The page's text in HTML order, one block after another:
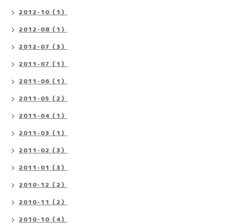
2012-10（1）
2012-08（1）
2012-07（3）
2011-07（1）
2011-06（1）
2011-05（2）
2011-04（1）
2011-03（1）
2011-02（3）
2011-01（3）
2010-12（2）
2010-11（2）
2010-10（4）